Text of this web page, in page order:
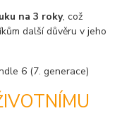
na 3 roky, což
další důvěru v jeho